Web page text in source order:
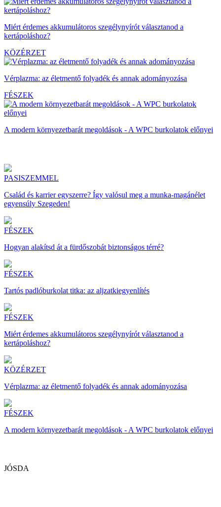
Miért érdemes akkumulátoros szegélynyírót választanod a
kertápoláshoz?
KÖZÉRZET
Vérplazma: az életmentő folyadék és annak adományozása
FÉSZEK
A modern környezetbarát megoldások - A WPC burkolatok előnyei
PASISZEMMEL
Család és karrier egyszerre? Így valósul meg a munka-magánélet
egyensúly Szegeden!
FÉSZEK
Hogyan alakítsd át a fürdőszobát biztonságos térré?
FÉSZEK
Tartós padlóburkolat titka: az aljzatkiegyenlítés
FÉSZEK
Miért érdemes akkumulátoros szegélynyírót választanod a
kertápoláshoz?
KÖZÉRZET
Vérplazma: az életmentő folyadék és annak adományozása
FÉSZEK
A modern környezetbarát megoldások - A WPC burkolatok előnyei
JÓSDA